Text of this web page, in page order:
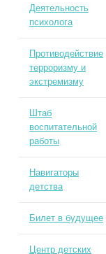
Деятельность
психолога
Противодействие
терроризму и
экстремизму
Штаб
воспитательной
работы
Навигаторы
детства
Билет в будущее
Центр детских